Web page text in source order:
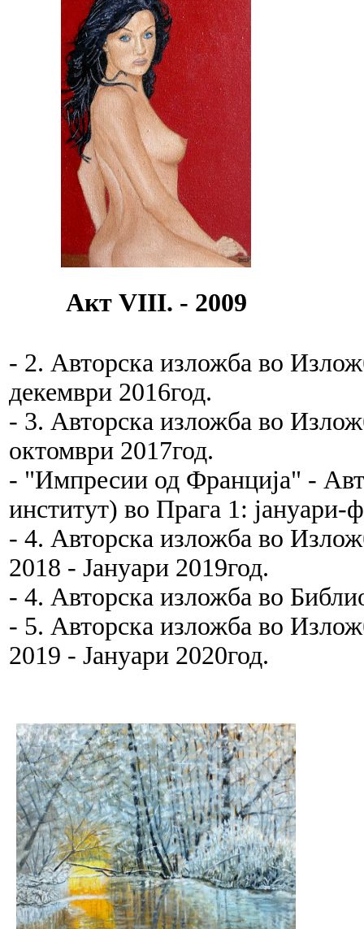
Акт VIII. - 2009
- 2. Авторска изложба во
декември 2016год.
- 3. Авторска изложба во
октомври 2017год.
- "Импресии од Франција" -
институт) во Прага 1: јануари-
- 4. Авторска изложба во
2018 - Јануари 2019год.
- 4. Авторска изложба во
- 5. Авторска изложба во
2019 - Јануари 2020год.